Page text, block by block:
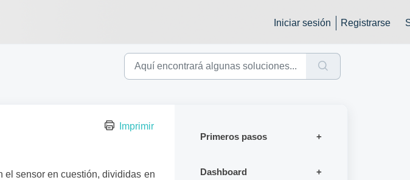
Iniciar sesión Registrarse
Imprimir
el sensor en cuestión, divididas en
Primeros pasos
Dashboard